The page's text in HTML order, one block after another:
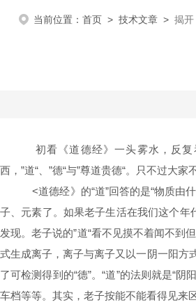
当前位置： 首页 > 技术文章 > 揭开
初看《道德经》一头雾水，反复
西，”道“、”德“与”尊道贵德“。只不过大
<道德经》的“道”回答的是“物质由
子、元素了。如果老子生活在我们这个年
发现。老子说的”道“看不见摸不着闻不
式生成离子，离子与离子又以一阴一阳方
了可检测得到的“德”。“道”的法则就是“
车档等等。其实，老子按能不能看得见来